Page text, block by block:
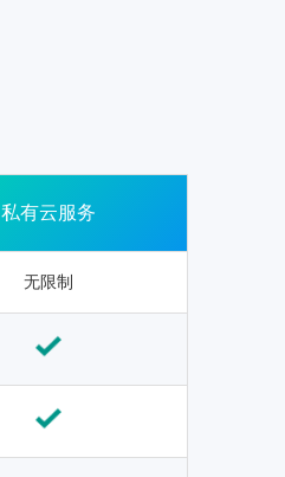
私有云服务
无限制